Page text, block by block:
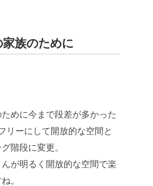
族のために
めに今まで段差が多かった
リーにして開放的な空間と
階段に変更。
が明るく開放的な空間で楽
。